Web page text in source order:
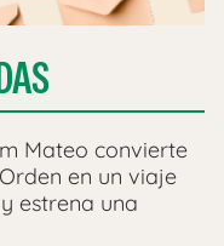
Mateo convierte
en un viaje
estrena una